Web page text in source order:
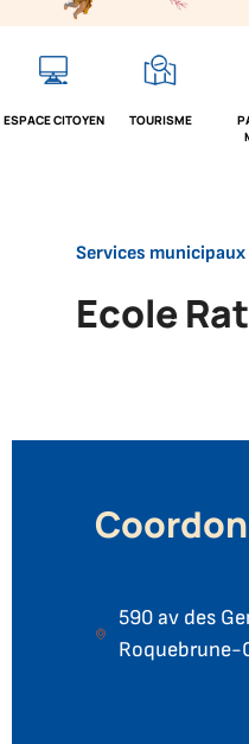
ESPACE CITOYEN TOURISME
Accueil
Rataou
Ecole
Services municipaux
590 av des
Roquebrune-